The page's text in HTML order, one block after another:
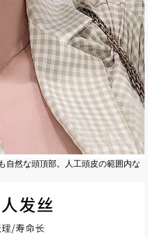
自然な頭頂部。人工頭皮の範囲内な